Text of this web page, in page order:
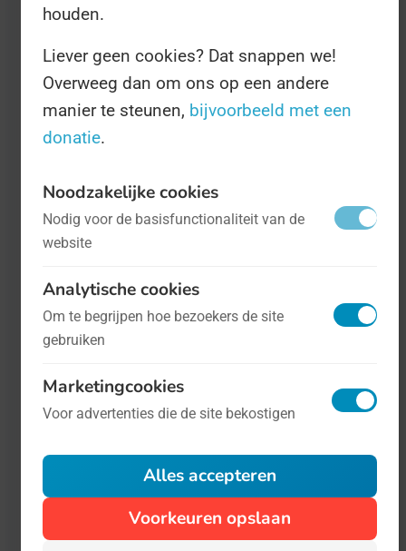
De Internationale Dag van de
8 september. Het is een kans voor
therapeuten om deze beroepsgroep
eens in het zonnetje te zetten, precies
Gezondheid
Iedere jaar op de laatste dag van
februari is het de Internationale Dag
houden.
Liever geen cookies? Dat snappen we!
Overweeg dan om ons op een andere
manier te steunen, bijvoorbeeld met een
donatie.
Noodzakelijke cookies
Nodig voor de basisfunctionaliteit van de
website
Analytische cookies
Om te begrijpen hoe bezoekers de site
gebruiken
Marketingcookies
Voor advertenties die de site bekostigen
Alles accepteren
Voorkeuren opslaan